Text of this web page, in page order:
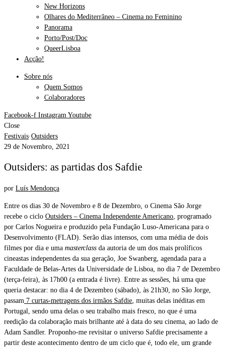
New Horizons
Olhares do Mediterrâneo – Cinema no Feminino
Panorama
Porto/Post/Doc
QueerLisboa
Acção!
Sobre nós
Quem Somos
Colaboradores
Facebook-f Instagram Youtube
Close
Festivais·Outsiders
29 de Novembro, 2021
Outsiders: as partidas dos Safdie
por Luís Mendonça
Entre os dias 30 de Novembro e 8 de Dezembro, o Cinema São Jorge
recebe o ciclo Outsiders – Cinema Independente Americano , programado
por Carlos Nogueira e produzido pela Fundação Luso-Americana para o
Desenvolvimento (FLAD). Serão dias intensos, com uma média de dois
filmes por dia e uma masterclass da autoria de um dos mais prolíficos
cineastas independentes da sua geração, Joe Swanberg, agendada para a
Faculdade de Belas-Artes da Universidade de Lisboa, no dia 7 de Dezembro
(terça-feira), às 17h00 (a entrada é livre). Entre as sessões, há uma que
queria destacar: no dia 4 de Dezembro (sábado), às 21h30, no São Jorge,
passam 7 curtas-metragens dos irmãos Safdie , muitas delas inéditas em
Portugal, sendo uma delas o seu trabalho mais fresco, no que é uma
reedição da colaboração mais brilhante até à data do seu cinema, ao lado de
Adam Sandler. Proponho-me revisitar o universo Safdie precisamente a
partir deste acontecimento dentro de um ciclo que é, todo ele, um grande